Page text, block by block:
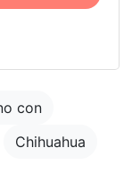
con
Chihuahua